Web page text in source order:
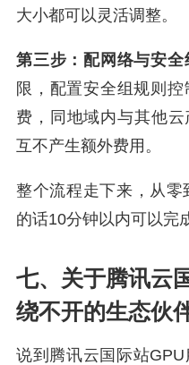
大小都可以灵活调整。
第三步：配网络与安全
限，配置安全组规则
费，同地域内与其他
互不产生额外费用。
整个流程走下来，从
的话10分钟以内可以完
七、关于腾讯云
绕不开的生态伙
说到腾讯云国际站